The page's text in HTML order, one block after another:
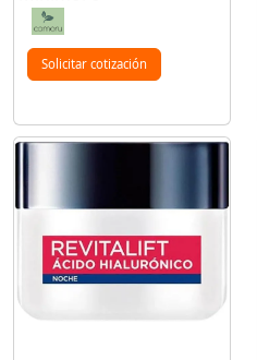
Solicitar cotización